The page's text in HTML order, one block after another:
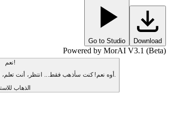
Download
Go to Studio
Powered by MorAI V3.1 (Beta)
نعم!
أوه نعم! كنت سأذهب فقط... انتظر، أنت تعلم، انتظر، انتظر. أنا أعلم، أنا أعلم، أنا أعلم.
الذهاب